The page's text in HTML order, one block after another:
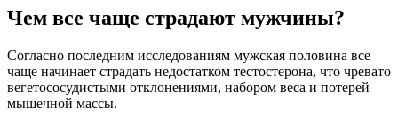
Чем все чаще страдают мужчины?
Согласно последним исследованиям мужская половина все
чаще начинает страдать недостатком тестостерона, что чревато
вегетососудистыми отклонениями, набором веса и потерей
мышечной массы.